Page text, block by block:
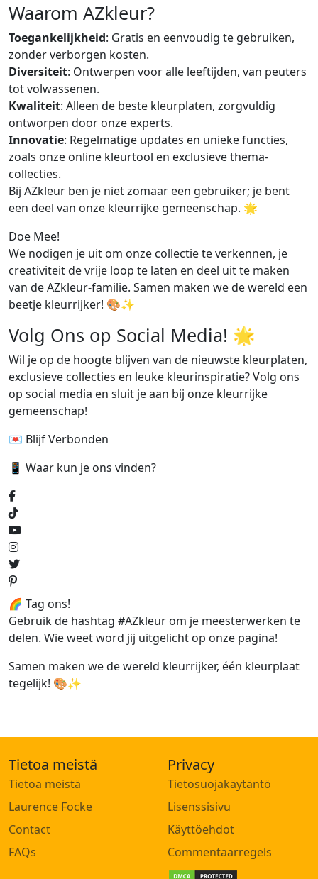
Waarom AZkleur?
Toegankelijkheid: Gratis en eenvoudig te gebruiken,
zonder verborgen kosten.
Diversiteit: Ontwerpen voor alle leeftijden, van peuters
tot volwassenen.
Kwaliteit: Alleen de beste kleurplaten, zorgvuldig
ontworpen door onze experts.
Innovatie: Regelmatige updates en unieke functies,
zoals onze online kleurtool en exclusieve thema-
collecties.
Bij AZkleur ben je niet zomaar een gebruiker; je bent
een deel van onze kleurrijke gemeenschap. 🌟
Doe Mee!
We nodigen je uit om onze collectie te verkennen, je
creativiteit de vrije loop te laten en deel uit te maken
van de AZkleur-familie. Samen maken we de wereld een
beetje kleurrijker! 🎨✨
Volg Ons op Social Media! 🌟
Wil je op de hoogte blijven van de nieuwste kleurplaten,
exclusieve collecties en leuke kleurinspiratie? Volg ons
op social media en sluit je aan bij onze kleurrijke
gemeenschap!
💌 Blijf Verbonden
📱 Waar kun je ons vinden?
🌈 Tag ons!
Gebruik de hashtag #AZkleur om je meesterwerken te
delen. Wie weet word jij uitgelicht op onze pagina!
Samen maken we de wereld kleurrijker, één kleurplaat
tegelijk! 🎨✨
Tietoa meistä
Tietoa meistä
Laurence Focke
Contact
FAQs
Privacy
Tietosuojakäytäntö
Lisenssisivu
Käyttöehdot
Commentaarregels